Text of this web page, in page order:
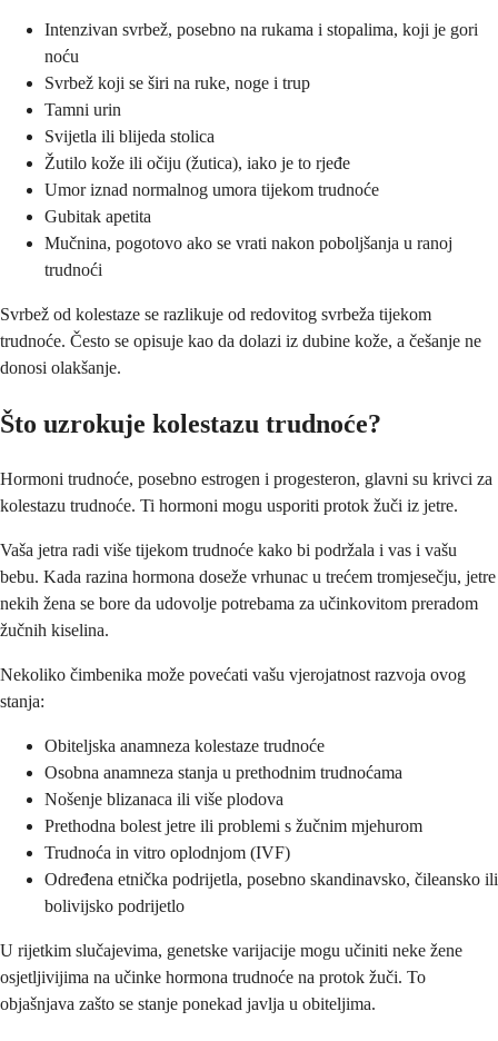
Intenzivan svrbež, posebno na rukama i stopalima, koji je gori
noću
Svrbež koji se širi na ruke, noge i trup
Tamni urin
Svijetla ili blijeda stolica
Žutilo kože ili očiju (žutica), iako je to rjeđe
Umor iznad normalnog umora tijekom trudnoće
Gubitak apetita
Mučnina, pogotovo ako se vrati nakon poboljšanja u ranoj
trudnoći
Svrbež od kolestaze se razlikuje od redovitog svrbeža tijekom
trudnoće. Često se opisuje kao da dolazi iz dubine kože, a češanje ne
donosi olakšanje.
Što uzrokuje kolestazu trudnoće?
Hormoni trudnoće, posebno estrogen i progesteron, glavni su krivci za
kolestazu trudnoće. Ti hormoni mogu usporiti protok žuči iz jetre.
Vaša jetra radi više tijekom trudnoće kako bi podržala i vas i vašu
bebu. Kada razina hormona doseže vrhunac u trećem tromjesečju, jetre
nekih žena se bore da udovolje potrebama za učinkovitom preradom
žučnih kiselina.
Nekoliko čimbenika može povećati vašu vjerojatnost razvoja ovog
stanja:
Obiteljska anamneza kolestaze trudnoće
Osobna anamneza stanja u prethodnim trudnoćama
Nošenje blizanaca ili više plodova
Prethodna bolest jetre ili problemi s žučnim mjehurom
Trudnoća in vitro oplodnjom (IVF)
Određena etnička podrijetla, posebno skandinavsko, čileansko ili
bolivijsko podrijetlo
U rijetkim slučajevima, genetske varijacije mogu učiniti neke žene
osjetljivijima na učinke hormona trudnoće na protok žuči. To
objašnjava zašto se stanje ponekad javlja u obiteljima.